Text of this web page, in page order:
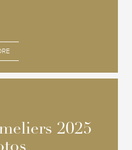
2025
2025